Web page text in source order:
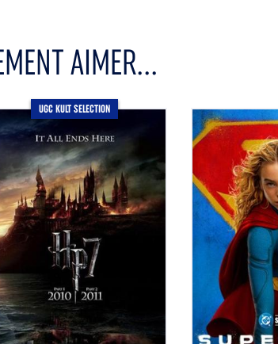
AIMER...
UGC KULT SELECTION